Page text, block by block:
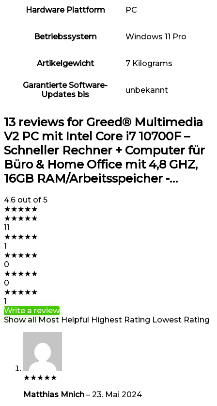
Hardware Plattform ‎PC
Betriebssystem ‎Windows 11 Pro
Artikelgewicht ‎7 Kilograms
Garantierte Software-
Updates bis
‎unbekannt
13 reviews for Greed® Multimedia
V2 PC mit Intel Core i7 10700F –
Schneller Rechner + Computer für
Büro & Home Office mit 4,8 GHZ,
16GB RAM/Arbeitsspeicher -…
4.6 out of 5
★★★★★
★★★★★
11
★★★★★
1
★★★★★
0
★★★★★
0
★★★★★
1
Write a review
Show all Most Helpful Highest Rating Lowest Rating
★★★★★
Matthias Mnich – 23. Mai 2024